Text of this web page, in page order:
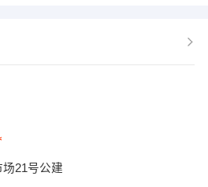
场21号公建